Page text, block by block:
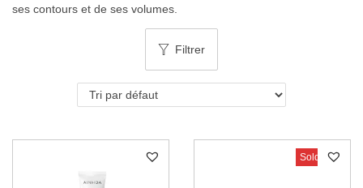
ses contours et de ses volumes.
Filtrer
Sold Out